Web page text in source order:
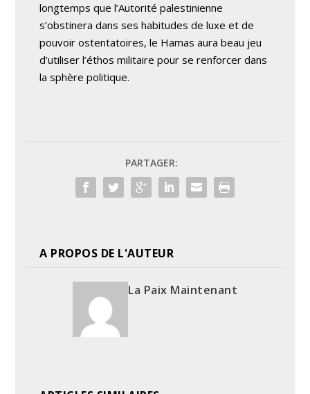
longtemps que l’Autorité palestinienne
s’obstinera dans ses habitudes de luxe et de
pouvoir ostentatoires, le Hamas aura beau jeu
d’utiliser l’éthos militaire pour se renforcer dans
la sphère politique.
PARTAGER:
A PROPOS DE L'AUTEUR
La Paix Maintenant